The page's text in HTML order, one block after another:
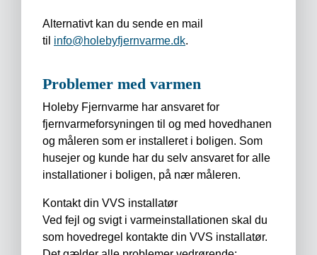
Alternativt kan du sende en mail
til info@holebyfjernvarme.dk.
Problemer med varmen
Holeby Fjernvarme har ansvaret for
fjernvarmeforsyningen til og med hovedhanen
og måleren som er installeret i boligen. Som
husejer og kunde har du selv ansvaret for alle
installationer i boligen, på nær måleren.
Kontakt din VVS installatør
Ved fejl og svigt i varmeinstallationen skal du
som hovedregel kontakte din VVS installatør.